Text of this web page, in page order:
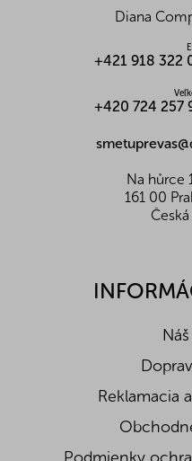
Zloženie:voda,
jahoda, malina,
Nutričné hodnoty na
Bielkoviny (g)
Z toho nasycené mastné
Diana
+421 918 322
+420 724 257
Na hůrce
161 00
Reklamacia